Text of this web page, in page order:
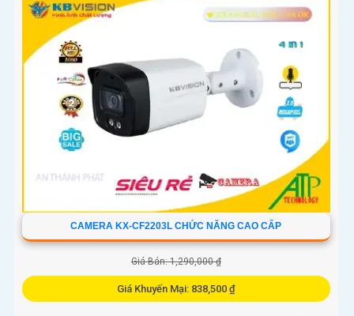
CAMERA KX-CF2203L CHỨC NĂNG CAO CẤP
Giá Bán: 1,290,000 ₫
Giá Khuyến Mại: 838,500 ₫